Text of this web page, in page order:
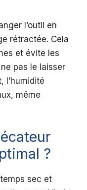
l’outil en
rétractée. Cela
et évite les
pas le laisser
l’humidité
même
?
sec et